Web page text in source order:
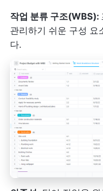
작업 분류 구조(WBS):
관리하기 쉬운 구성 요
다.